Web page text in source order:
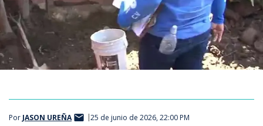
Por JASON UREÑA 25 de junio de 2026, 22:00 PM